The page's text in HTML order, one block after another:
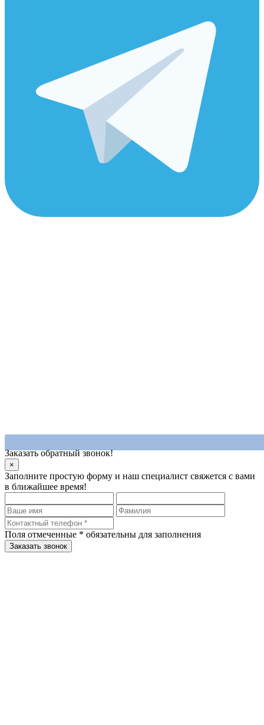
Заказать обратный звонок!
×
Заполните простую форму и наш специалист свяжется с вами
в ближайшее время!
Поля отмеченные * обязательны для заполнения